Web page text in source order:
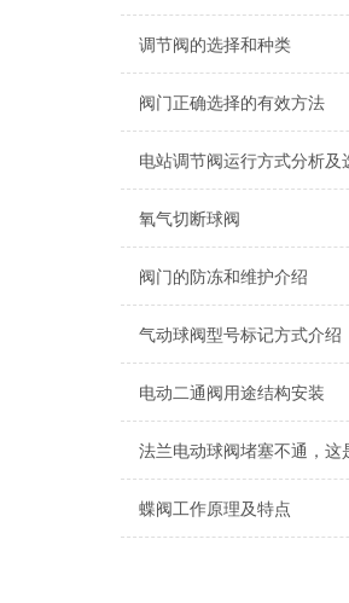
调节阀的选择和种类
阀门正确选择的有效方法
电站调节阀运行方式分析及
氧气切断球阀
阀门的防冻和维护介绍
气动球阀型号标记方式介绍
电动二通阀用途结构安装
蝶阀工作原理及特点